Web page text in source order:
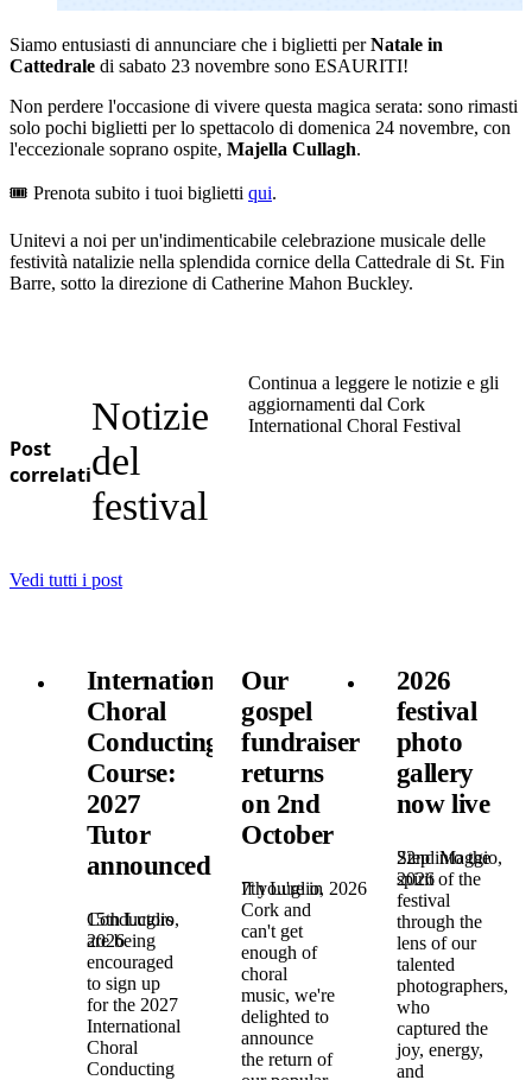
Siamo entusiasti di annunciare che i biglietti perNatale in
Cattedrale di sabato 23 novembre sono ESAURITI!
Non perdere l'occasione di vivere questa magica serata: sono rimasti
solo pochi biglietti per lo spettacolo di domenica 24 novembre, con
l'eccezionale soprano ospite, Majella Cullagh.
🎟️ Prenota subito i tuoi biglietti qui.
Unitevi a noi per un'indimenticabile celebrazione musicale delle
festività natalizie nella splendida cornice della Cattedrale di St. Fin
Barre, sotto la direzione di Catherine Mahon Buckley.
Post
correlati
Notizie
del
festival
Continua a leggere le notizie e gli
aggiornamenti dal Cork
International Choral Festival
Vedi tutti i post
International
Choral
Conducting
Course:
2027
Tutor
announced!
15th Luglio,
2026
Conductors
are being
encouraged
to sign up
for the 2027
International
Choral
Conducting
Our
gospel
fundraiser
returns
on 2nd
October
7th Luglio, 2026
If you're in
Cork and
can't get
enough of
choral
music, we're
delighted to
announce
the return of
2026
festival
photo
gallery
now live
22nd Maggio,
2026
Step into the
spirit of the
festival
through the
lens of our
talented
photographers,
who
captured the
joy, energy,
and